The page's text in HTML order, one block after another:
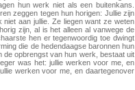
hun werk niet als een buitenkans.
zeggen tegen hun horigen: Jullie zijn
niet aan jullie. Ze liegen want ze weten
zijn, al is het alleen al vanwege de
hen er tegenwoordig toe dwingt
die de hedendaagse baronnen hun
de opbrengst van hun werk, bestaat uit
was het: jullie werken voor me, en
werken voor me, en daartegenover